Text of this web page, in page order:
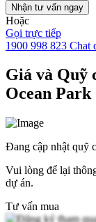
Nhận tư vấn ngay
Hoặc
Gọi trực tiếp
1900 998 823 Chat
Giá và Quỹ
Ocean Park
Đang cập nhật quỹ
Vui lòng để lại
dự án.
Tư vấn mua